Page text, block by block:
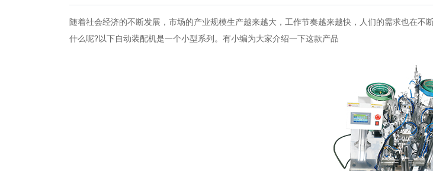
随着社会经济的不断发展，市场的产业规模生产越来越大，工作节奏越来越快，人们的需求也在不
什么呢?以下自动装配机是一个小型系列。有小编为大家介绍一下这款产品